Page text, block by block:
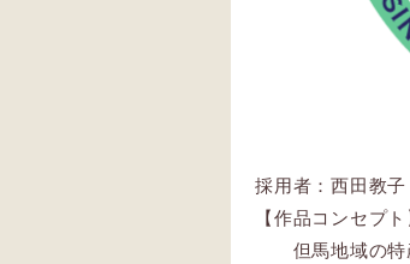
採用者：西田教子
【作品コンセプト
但馬地域の